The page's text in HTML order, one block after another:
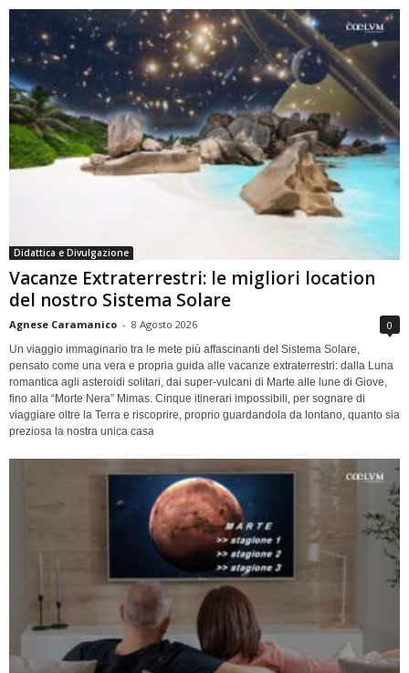
Didattica e Divulgazione
Vacanze Extraterrestri: le migliori location
del nostro Sistema Solare
Agnese Caramanico - 8 Agosto 2026 0
Un viaggio immaginario tra le mete più affascinanti del Sistema Solare,
pensato come una vera e propria guida alle vacanze extraterrestri: dalla Luna
romantica agli asteroidi solitari, dai super-vulcani di Marte alle lune di Giove,
fino alla “Morte Nera” Mimas. Cinque itinerari impossibili, per sognare di
viaggiare oltre la Terra e riscoprire, proprio guardandola da lontano, quanto sia
preziosa la nostra unica casa